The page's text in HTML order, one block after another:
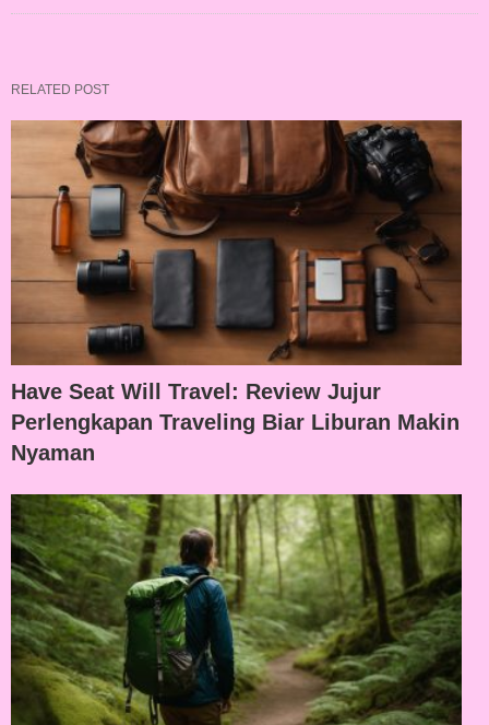
RELATED POST
Have Seat Will Travel: Review Jujur
Perlengkapan Traveling Biar Liburan Makin
Nyaman